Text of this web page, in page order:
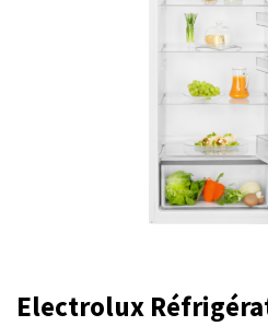
Electrolux